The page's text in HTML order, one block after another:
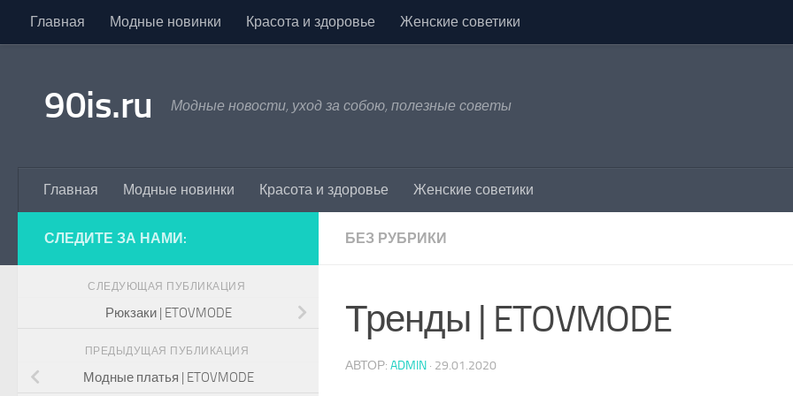
Skip to content
Главная Модные новинки Красота и здоровье Женские советики
90is.ru Модные новости, уход за собою, полезные советы
Главная Модные новинки Красота и здоровье Женские советики
БЕЗ РУБРИКИ
Тренды | ETOVMODE
АВТОР: ADMIN · 29.01.2020
СЛЕДИТЕ ЗА НАМИ:
СЛЕДУЮЩАЯ ПУБЛИКАЦИЯ
Рюкзаки | ETOVMODE
ПРЕДЫДУЩАЯ ПУБЛИКАЦИЯ
Модные платья | ETOVMODE